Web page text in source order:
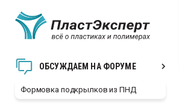
ОБСУЖДАЕМ НА ФОРУМЕ
Формовка подкрылков из ПНД